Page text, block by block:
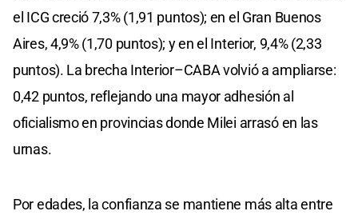
el ICG creció 7,3% (1,91 puntos); en el Gran Buenos
Aires, 4,9% (1,70 puntos); y en el Interior, 9,4% (2,33
puntos). La brecha Interior–CABA volvió a ampliarse:
0,42 puntos, reflejando una mayor adhesión al
oficialismo en provincias donde Milei arrasó en las
urnas.
Por edades, la confianza se mantiene más alta entre